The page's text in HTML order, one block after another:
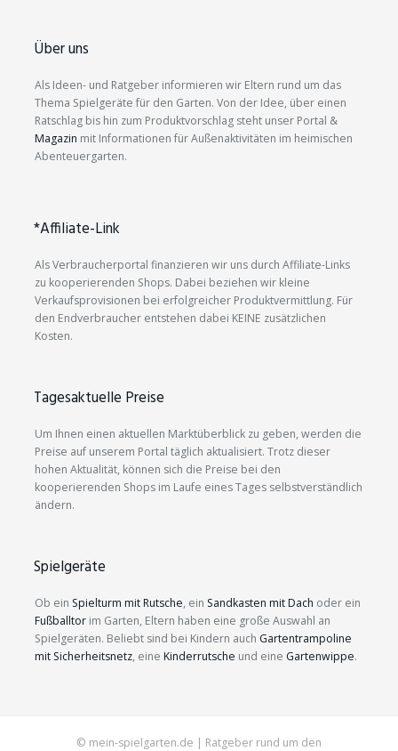
Über uns
Als Ideen- und Ratgeber informieren wir Eltern rund um das
Thema Spielgeräte für den Garten. Von der Idee, über einen
Ratschlag bis hin zum Produktvorschlag steht unser Portal &
Magazin mit Informationen für Außenaktivitäten im heimischen
Abenteuergarten.
*Affiliate-Link
Als Verbraucherportal finanzieren wir uns durch Affiliate-Links
zu kooperierenden Shops. Dabei beziehen wir kleine
Verkaufsprovisionen bei erfolgreicher Produktvermittlung. Für
den Endverbraucher entstehen dabei KEINE zusätzlichen
Kosten.
Tagesaktuelle Preise
Um Ihnen einen aktuellen Marktüberblick zu geben, werden die
Preise auf unserem Portal täglich aktualisiert. Trotz dieser
hohen Aktualität, können sich die Preise bei den
kooperierenden Shops im Laufe eines Tages selbstverständlich
ändern.
Spielgeräte
Ob ein Spielturm mit Rutsche, ein Sandkasten mit Dach oder ein
Fußballtor im Garten, Eltern haben eine große Auswahl an
Spielgeräten. Beliebt sind bei Kindern auch Gartentrampoline
mit Sicherheitsnetz, eine Kinderrutsche und eine Gartenwippe.
© mein-spielgarten.de | Ratgeber rund um den